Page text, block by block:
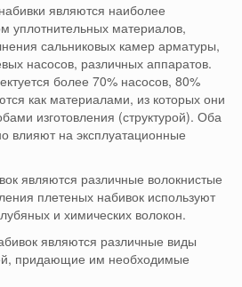
являются наиболее
уплотнительных материалов,
сальниковых камер арматуры,
насосов, различных аппаратов.
более 70% насосов, 80%
как материалами, из которых они
изготовления (структурой). Оба
влияют на эксплуатационные
являются различные волокнистые
плетеных набивок используют
и химических волокон.
являются различные виды
придающие им необходимые